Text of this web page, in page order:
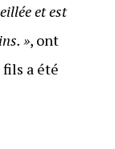
et est
», ont
fils a été